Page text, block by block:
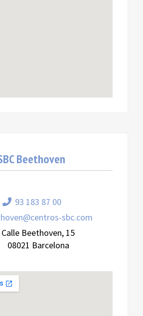
Beethoven
93 183 87 00
sbc.com
Calle Beethoven, 15
08021 Barcelona